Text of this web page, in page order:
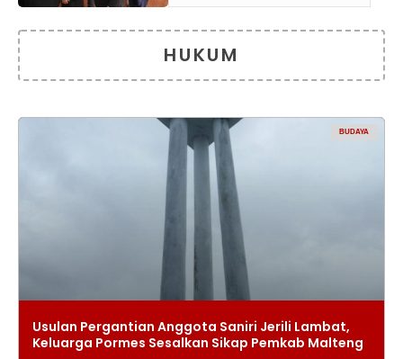
HUKUM
BUDAYA
Usulan Pergantian Anggota Saniri Jerili Lambat,
Keluarga Pormes Sesalkan Sikap Pemkab Malteng